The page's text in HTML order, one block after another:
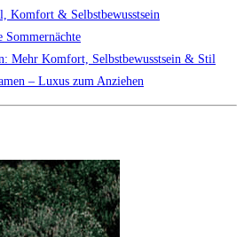
Komfort & Selbstbewusstsein
Sommernächte
Mehr Komfort, Selbstbewusstsein & Stil
– Luxus zum Anziehen